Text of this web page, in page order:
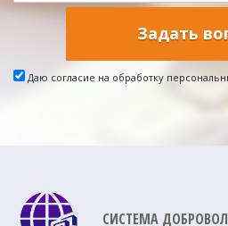
Задать
Даю согласие на обработку
СИСТЕМА